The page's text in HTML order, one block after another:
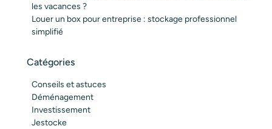
les vacances ?
Louer un box pour entreprise : stockage professionnel
simplifié
Catégories
Conseils et astuces
Déménagement
Investissement
Jestocke